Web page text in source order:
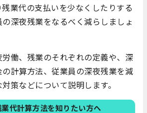
業代の支払いを少なくしたりする
深夜残業をなるべく減らしましょ
働、残業のそれぞれの定義や、深
計算方法、従業員の深夜残業を減
策などについて説明します。
代計算方法を知りたい方へ